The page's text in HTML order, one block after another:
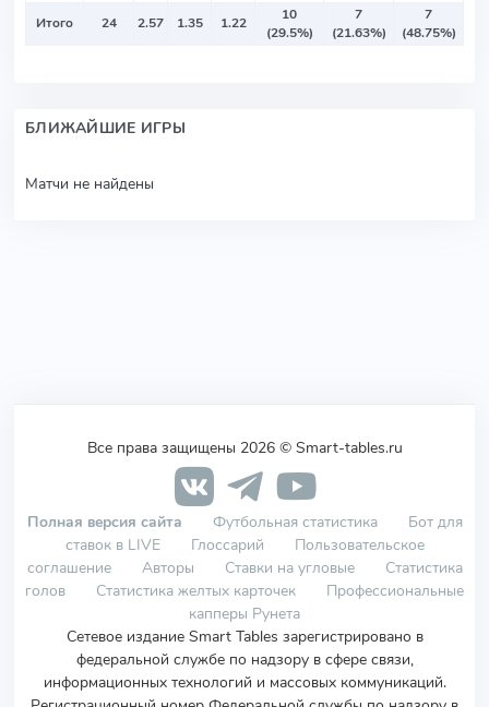
Итого
24 2.57 1.35 1.22
10
(29.5%)
7
(21.63%)
7
(48.75%)
БЛИЖАЙШИЕ ИГРЫ
Матчи не найдены
Все права защищены 2026 © Smart-tables.ru
Полная версия сайта Футбольная статистика
Бот для
ставок в LIVE
Глоссарий
Пользовательское
соглашение
Авторы Ставки на угловые
Статистика
голов
Статистика желтых карточек
Профессиональные
капперы Рунета
Сетевое издание Smart Tables зарегистрировано в
федеральной службе по надзору в сфере связи,
информационных технологий и массовых коммуникаций.